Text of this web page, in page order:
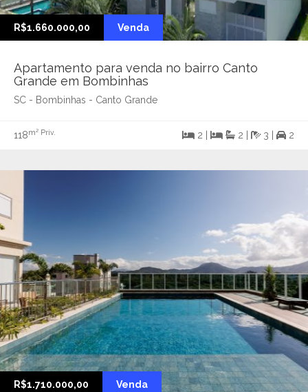
R$1.660.000,00 Venda
Apartamento para venda no bairro Canto
Grande em Bombinhas
SC - Bombinhas - Canto Grande
118m² Priv. 2 | 2 | 3 | 2
R$1.710.000,00 Venda